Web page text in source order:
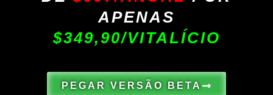
APENAS
$349,90/VITALÍCIO
PEGAR VERSÃO BETA